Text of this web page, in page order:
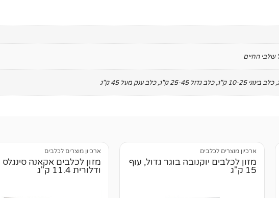
שלבי החיים
,כלב בינוני 10-25 ק"ג ,כלב גדול 25-45 ק"ג ,כלב ענק מעל 45 ק"ג
ארכיון מוצרים לכלבים
מזון לכלבים יוקנובה בוגר גדול, עוף
15 ק"ג
ארכיון מוצרים לכלבים
מזון לכלבים אקאנה סינגלס
ודלורית 11.4 ק"ג